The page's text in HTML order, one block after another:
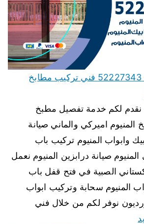
فني المنيوم الصبية 52227343 فني تركيب مطابخ
نقدم لكم خدمة تفصيل مطبخ
المنيوم اميركي والماني صيانة
وابواب المنيوم تركيب باب
المنيوم صيانة درابزين المنيوم نعمل
الصبية في فتح قفل باب
المنيوم سحابة وتركيب ابواب
نوفر لكم من خلال فني